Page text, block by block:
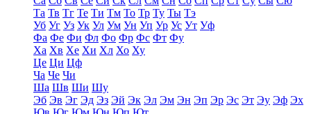
Та Тв Тг Те Ти Тм То Тр Ту Ты Тэ
Уб Уг Уз Ук Ул Ум Ун Уп Ур Ус Ут Уф
Фа Фе Фи Фл Фо Фр Фс Фт Фу
Ха Хв Хе Хи Хл Хо Ху
Це Ци Цф
Ча Че Чи
Ша Шв Ши Шу
Эб Эв Эг Эд Эз Эй Эк Эл Эм Эн Эп Эр Эс Эт Эу Эф Эх